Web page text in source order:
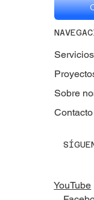
Servicios
Sobre
Contacto
YouTube